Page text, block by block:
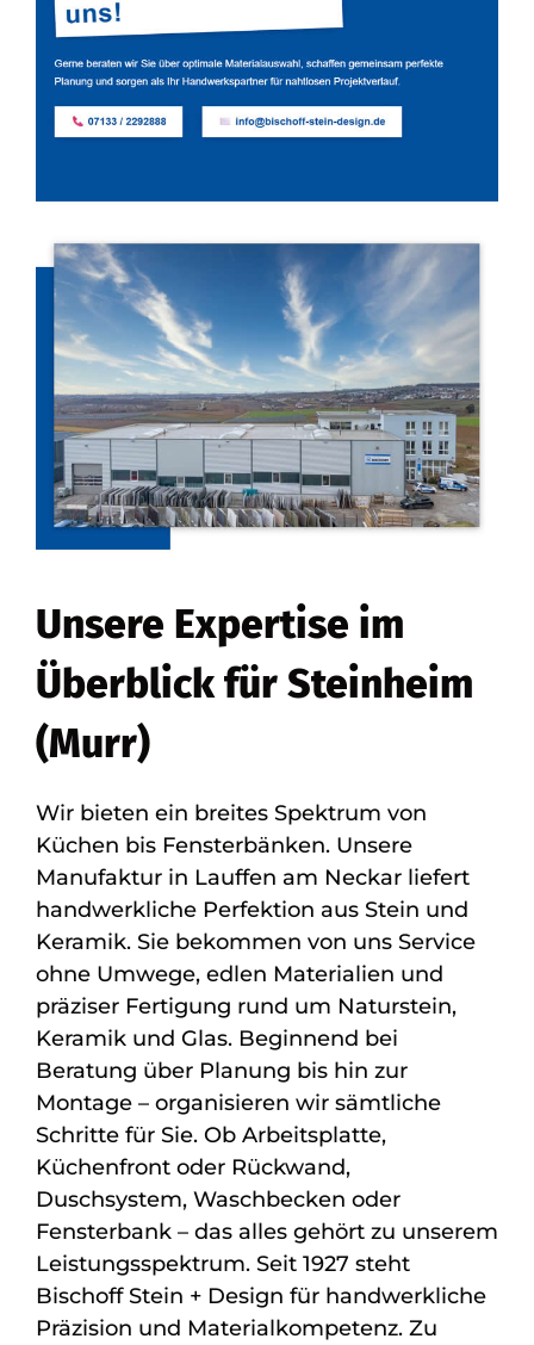
Unsere Expertise im
Überblick für Steinheim
(Murr)
Wir bieten ein breites Spektrum von
Küchen bis Fensterbänken. Unsere
Manufaktur in Lauffen am Neckar liefert
handwerkliche Perfektion aus Stein und
Keramik. Sie bekommen von uns Service
ohne Umwege, edlen Materialien und
präziser Fertigung rund um Naturstein,
Keramik und Glas. Beginnend bei
Beratung über Planung bis hin zur
Montage – organisieren wir sämtliche
Schritte für Sie. Ob Arbeitsplatte,
Küchenfront oder Rückwand,
Duschsystem, Waschbecken oder
Fensterbank – das alles gehört zu unserem
Leistungsspektrum. Seit 1927 steht
Bischoff Stein + Design für handwerkliche
Präzision und Materialkompetenz. Zu